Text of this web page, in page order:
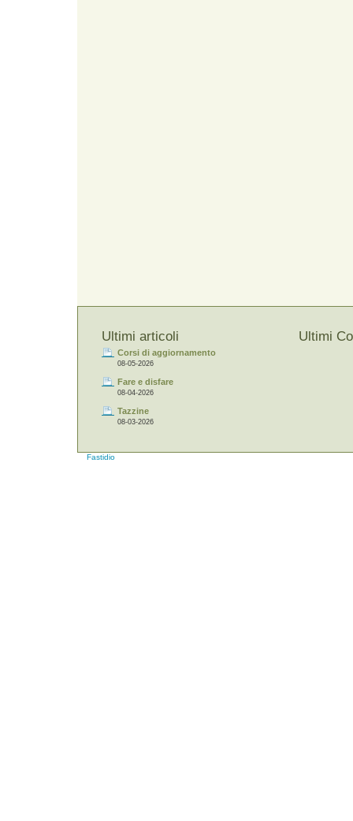
Ultimi articoli
Corsi di aggiornamento
08-05-2026
Fare e disfare
08-04-2026
Tazzine
08-03-2026
Ultimi
Fastidio